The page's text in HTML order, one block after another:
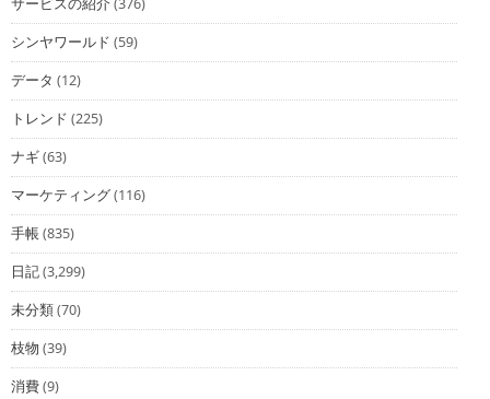
シンヤワールド (59)
データ (12)
トレンド (225)
ナギ(63)
マーケティング(116)
手帳(835)
日記(3,299)
未分類(70)
枝物 (39)
消費(9)